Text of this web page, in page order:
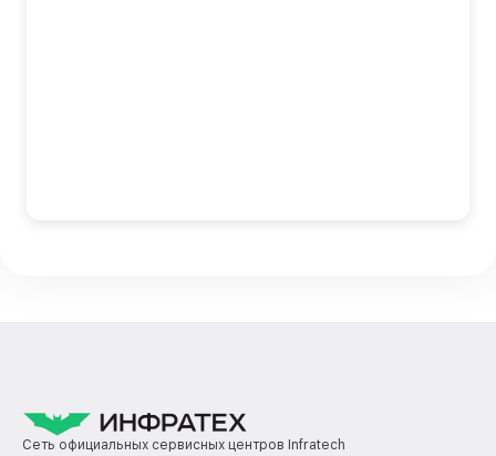
Сеть официальных сервисных центров Infratech